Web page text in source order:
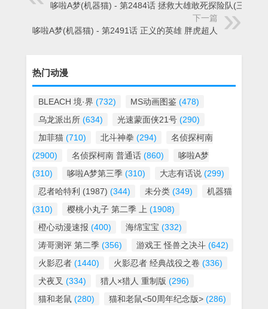
哆啦A梦(机器猫) - 第2484话 拯救大雄敢死探险队(三)
下一篇
哆啦A梦(机器猫) - 第2491话 正义的英雄 胖虎超人
热门动漫
BLEACH 境·界 (732) MS动画图鉴 (478)
乌龙派出所 (634) 光速蒙面侠21号 (290)
加菲猫 (710) 北斗神拳 (294)
名侦探柯南
(2900)
名侦探柯南 普通话 (860)
哆啦A梦
(310)
哆啦A梦第三季 (310) 大志有话说 (299)
忍者哈特利 (1987) (344) 未分类 (349)
机器猫
(310)
樱桃小丸子 第二季 上 (1908)
橙心动漫速报 (400) 海绵宝宝 (332)
涛哥测评 第二季 (356) 游戏王 怪兽之决斗 (642)
火影忍者 (1440) 火影忍者 经典战役之卷 (336)
犬夜叉 (334) 猎人×猎人 重制版 (296)
猫和老鼠 (280) 猫和老鼠<50周年纪念版> (286)